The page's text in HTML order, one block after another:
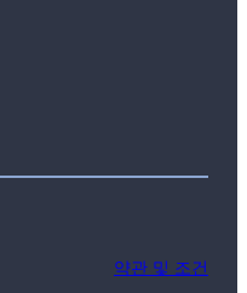
약관 및 조건